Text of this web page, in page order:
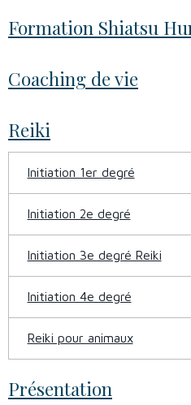
Formation Shiatsu
Coaching de vie
Reiki
Initiation 1er degré
Initiation 2e degré
Initiation 3e degré Reiki
Initiation 4e degré
Reiki pour animaux
Présentation